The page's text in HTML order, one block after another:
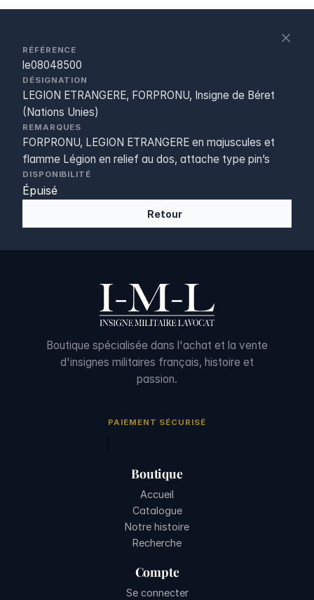
RÉFÉRENCE
le08048500
DÉSIGNATION
LEGION ETRANGERE, FORPRONU, Insigne de Béret
(Nations Unies)
REMARQUES
FORPRONU, LEGION ETRANGERE en majuscules et
flamme Légion en relief au dos, attache type pin’s
DISPONIBILITÉ
Épuisé
Retour
Boutique spécialisée dans l'achat et la vente
d'insignes militaires français, histoire et
passion.
PAIEMENT SÉCURISÉ
Boutique
Accueil
Catalogue
Notre histoire
Recherche
Compte
Se connecter